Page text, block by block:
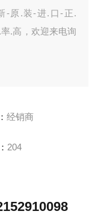
-原.装-进.口-正.
.高，欢迎来电询
经销商
204